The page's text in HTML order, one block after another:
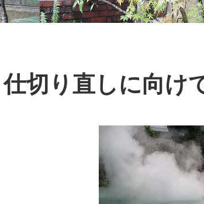
仕切り直しに向け